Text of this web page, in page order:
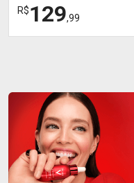
R$129,99